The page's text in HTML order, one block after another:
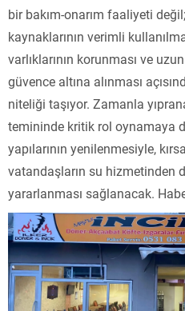
bir bakım-onarım faaliyeti
kaynaklarının verimli
varlıklarının korunması ve
güvence altına alınması
niteliği taşıyor. Zamanla
temininde kritik rol oynamaya
yapılarının yenilenmesiyle,
vatandaşların su hizmetinden
yararlanması sağlanacak.